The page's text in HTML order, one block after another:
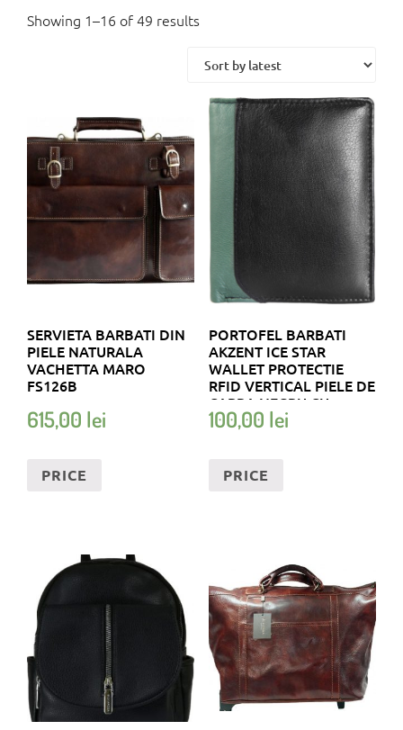
Showing 1–16 of 49 results
SERVIETA BARBATI DIN
PIELE NATURALA
VACHETTA MARO
FS126B
615,00 lei
PRICE
PORTOFEL BARBATI
AKZENT ICE STAR
WALLET PROTECTIE
RFID VERTICAL PIELE DE
CAPRA NEGRU CU
INSERTIE VERDE –
100,00 lei
PRICE